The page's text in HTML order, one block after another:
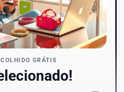
GRÁTIS